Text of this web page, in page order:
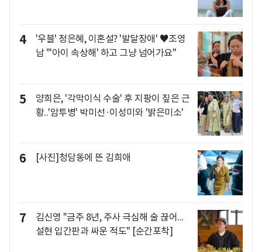
4
'우블' 정은혜, 이혼설? '발달장애' ♥조영
남 "'아이 속상해' 하고 그냥 넘어가요"
5
양희은, '각막이식 수술' 후 지팡이 짚은 근
황..'암투병' 박미선·이성미와 '밝은미소'
6 [사진]청담동에 뜬 김희애
7
김신영 "금주 8년, 주사 극심해 술 끊어...
설현 입간판과 싸운 적도" [순간포착]